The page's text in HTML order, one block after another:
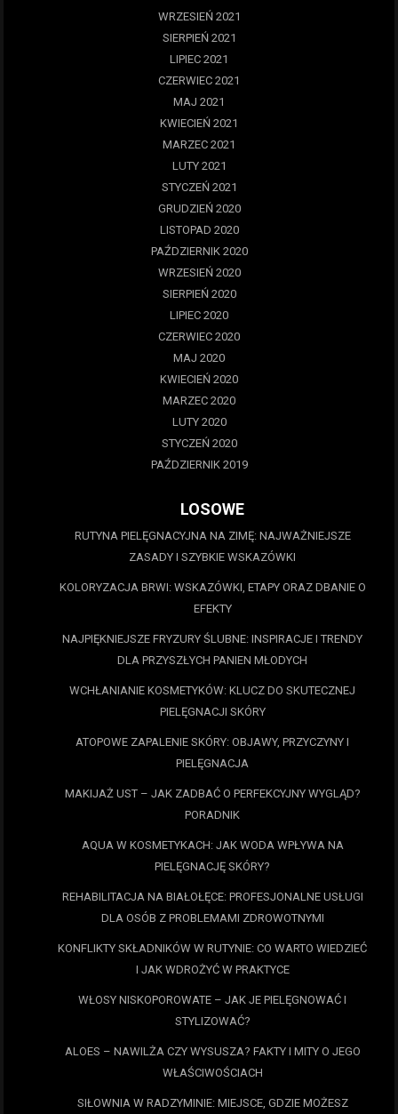
WRZESIEŃ 2021
SIERPIEŃ 2021
LIPIEC 2021
CZERWIEC 2021
MAJ 2021
KWIECIEŃ 2021
MARZEC 2021
LUTY 2021
STYCZEŃ 2021
GRUDZIEŃ 2020
LISTOPAD 2020
PAŹDZIERNIK 2020
WRZESIEŃ 2020
SIERPIEŃ 2020
LIPIEC 2020
CZERWIEC 2020
MAJ 2020
KWIECIEŃ 2020
MARZEC 2020
LUTY 2020
STYCZEŃ 2020
PAŹDZIERNIK 2019
LOSOWE
RUTYNA PIELĘGNACYJNA NA ZIMĘ: NAJWAŻNIEJSZE
ZASADY I SZYBKIE WSKAZÓWKI
KOLORYZACJA BRWI: WSKAZÓWKI, ETAPY ORAZ DBANIE O
EFEKTY
NAJPIĘKNIEJSZE FRYZURY ŚLUBNE: INSPIRACJE I TRENDY
DLA PRZYSZŁYCH PANIEN MŁODYCH
WCHŁANIANIE KOSMETYKÓW: KLUCZ DO SKUTECZNEJ
PIELĘGNACJI SKÓRY
ATOPOWE ZAPALENIE SKÓRY: OBJAWY, PRZYCZYNY I
PIELĘGNACJA
MAKIJAŻ UST – JAK ZADBAĆ O PERFEKCYJNY WYGLĄD?
PORADNIK
AQUA W KOSMETYKACH: JAK WODA WPŁYWA NA
PIELĘGNACJĘ SKÓRY?
REHABILITACJA NA BIAŁOŁĘCE: PROFESJONALNE USŁUGI
DLA OSÓB Z PROBLEMAMI ZDROWOTNYMI
KONFLIKTY SKŁADNIKÓW W RUTYNIE: CO WARTO WIEDZIEĆ
I JAK WDROŻYĆ W PRAKTYCE
WŁOSY NISKOPOROWATE – JAK JE PIELĘGNOWAĆ I
STYLIZOWAĆ?
ALOES – NAWILŻA CZY WYSUSZA? FAKTY I MITY O JEGO
WŁAŚCIWOŚCIACH
SIŁOWNIA W RADZYMINIE: MIEJSCE, GDZIE MOŻESZ